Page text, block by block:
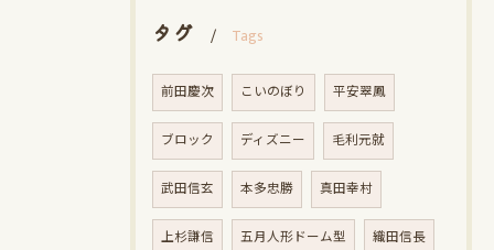
タグ Tags
前田慶次 こいのぼり 平安翠鳳
ブロック ディズニー 毛利元就
武田信玄 本多忠勝 真田幸村
上杉謙信 五月人形ドーム型 織田信長